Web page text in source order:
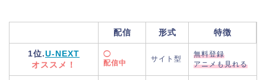
配信 形式 特徴
1位.U-NEXT
オススメ！
◯
配信中
サイト型
無料登録
アニメも見れる